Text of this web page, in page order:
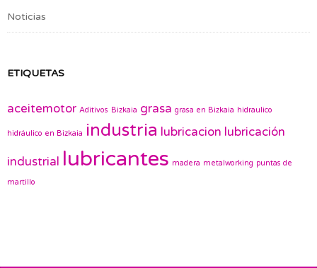
Noticias
ETIQUETAS
aceitemotor Aditivos Bizkaia grasa grasa en Bizkaia hidraulico
hidráulico en Bizkaia industria lubricacion lubricación
industrial lubricantes madera metalworking puntas de
martillo